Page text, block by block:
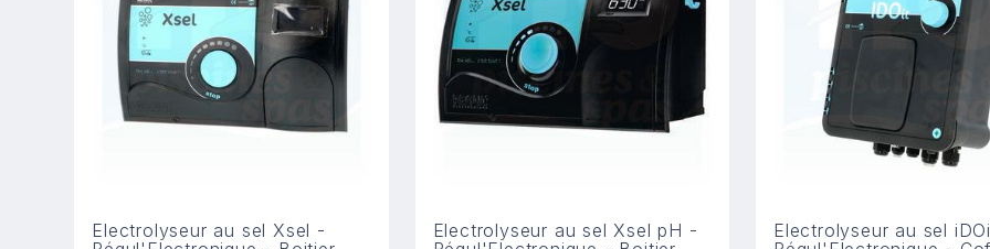
Electrolyseur au sel Xsel -
Electrolyseur au sel Xsel pH -
Electrolyseur au sel